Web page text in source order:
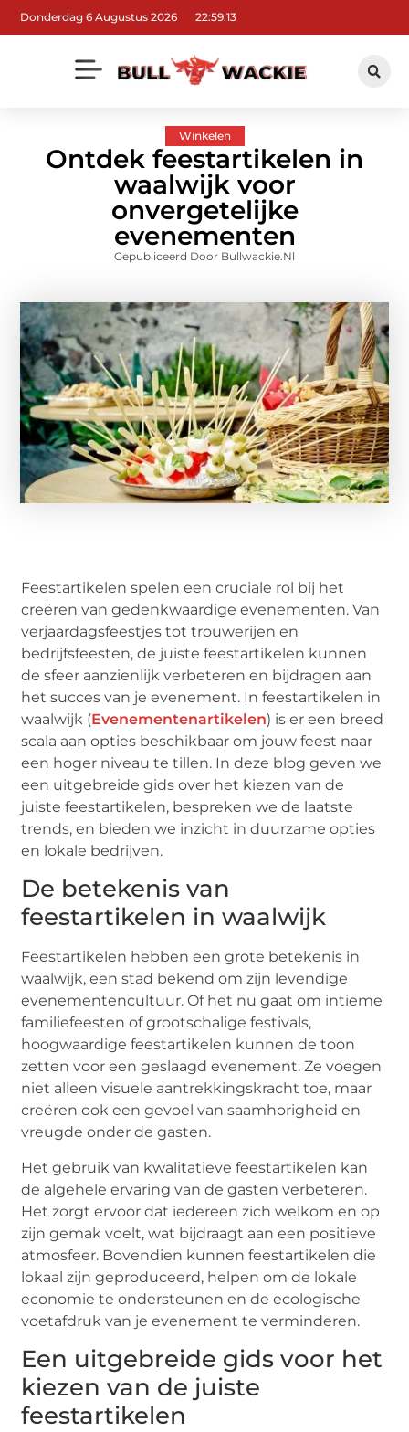
Donderdag 6 Augustus 2026 22:59:14
Winkelen
Ontdek feestartikelen in
waalwijk voor
onvergetelijke
evenementen
Gepubliceerd Door Bullwackie.nl
Feestartikelen spelen een cruciale rol bij het
creëren van gedenkwaardige evenementen. Van
verjaardagsfeestjes tot trouwerijen en
bedrijfsfeesten, de juiste feestartikelen kunnen
de sfeer aanzienlijk verbeteren en bijdragen aan
het succes van je evenement. In feestartikelen in
waalwijk (Evenementenartikelen) is er een breed
scala aan opties beschikbaar om jouw feest naar
een hoger niveau te tillen. In deze blog geven we
een uitgebreide gids over het kiezen van de
juiste feestartikelen, bespreken we de laatste
trends, en bieden we inzicht in duurzame opties
en lokale bedrijven.
De betekenis van
feestartikelen in waalwijk
Feestartikelen hebben een grote betekenis in
waalwijk, een stad bekend om zijn levendige
evenementencultuur. Of het nu gaat om intieme
familiefeesten of grootschalige festivals,
hoogwaardige feestartikelen kunnen de toon
zetten voor een geslaagd evenement. Ze voegen
niet alleen visuele aantrekkingskracht toe, maar
creëren ook een gevoel van saamhorigheid en
vreugde onder de gasten.
Het gebruik van kwalitatieve feestartikelen kan
de algehele ervaring van de gasten verbeteren.
Het zorgt ervoor dat iedereen zich welkom en op
zijn gemak voelt, wat bijdraagt aan een positieve
atmosfeer. Bovendien kunnen feestartikelen die
lokaal zijn geproduceerd, helpen om de lokale
economie te ondersteunen en de ecologische
voetafdruk van je evenement te verminderen.
Een uitgebreide gids voor het
kiezen van de juiste
feestartikelen